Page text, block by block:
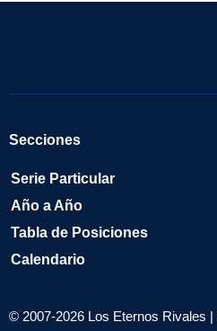
Secciones
Serie Particular
Año a Año
Tabla de Posiciones
Calendario
© 2007-2026 Los Eternos Rivales